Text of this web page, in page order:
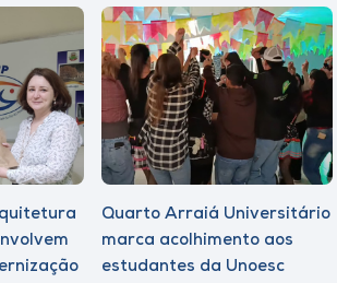
Quarto Arraiá Universitário
marca acolhimento aos
estudantes da Unoesc